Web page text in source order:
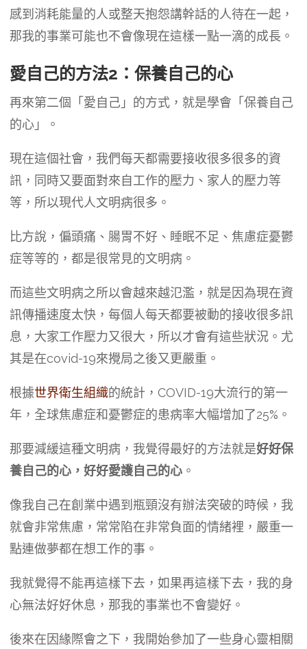
感到消耗能量的人或整天抱怨講幹話的人待在一起，
那我的事業可能也不會像現在這樣一點一滴的成長。
愛自己的方法2：保養自己的心
再來第二個「愛自己」的方式，就是學會「保養自己
的心」。
現在這個社會，我們每天都需要接收很多很多的資
訊，同時又要面對來自工作的壓力、家人的壓力等
等，所以現代人文明病很多。
比方說，偏頭痛、腸胃不好、睡眠不足、焦慮症憂鬱
症等等的，都是很常見的文明病。
而這些文明病之所以會越來越氾濫，就是因為現在資
訊傳播速度太快，每個人每天都要被動的接收很多訊
息，大家工作壓力又很大，所以才會有這些狀況。尤
其是在covid-19來攪局之後又更嚴重。
根據世界衛生組織的統計，COVID-19大流行的第一
年，全球焦慮症和憂鬱症的患病率大幅增加了25%。
那要減緩這種文明病，我覺得最好的方法就是好好保
養自己的心，好好愛護自己的心。
像我自己在創業中遇到瓶頸沒有辦法突破的時候，我
就會非常焦慮，常常陷在非常負面的情緒裡，嚴重一
點連做夢都在想工作的事。
我就覺得不能再這樣下去，如果再這樣下去，我的身
心無法好好休息，那我的事業也不會變好。
後來在因緣際會之下，我開始參加了一些身心靈相關